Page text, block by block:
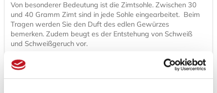
Von besonderer Bedeutung ist die Zimtsohle. Zwischen 30
und 40 Gramm Zimt sind in jede Sohle eingearbeitet. Beim
Tragen werden Sie den Duft des edlen Gewürzes
bemerken. Zudem beugt es der Entstehung von Schweiß
und Schweißgeruch vor.
Zimt hat aber einen großen Einfluss auf den gesamten
Körper. Die Blutzirkulation kann positiv beeinflusst werden,
was ebenfalls Effekte auf die Temperaturregulierung des